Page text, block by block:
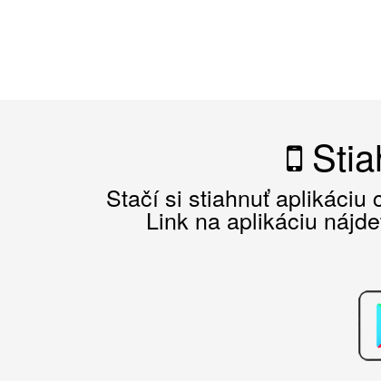
Stačí si stiahnuť aplikáciu
Link na aplikáciu